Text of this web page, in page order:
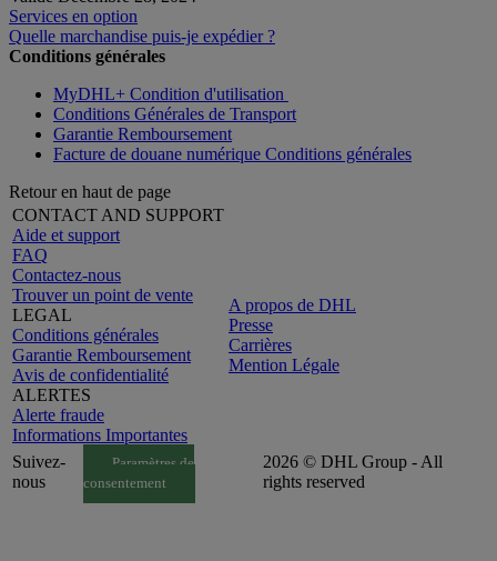
Services en option
Quelle marchandise puis-je expédier ?
Conditions générales
MyDHL+ Condition d'utilisation
Conditions Générales de Transport
Garantie Remboursement
Facture de douane numérique Conditions générales
Retour en haut de page
CONTACT AND SUPPORT
Aide et support
FAQ
Contactez-nous
Trouver un point de vente
LEGAL
Conditions générales
Garantie Remboursement
Avis de confidentialité
ALERTES
Alerte fraude
Informations Importantes
A propos de DHL
Presse
Carrières
Mention Légale
Suivez-
nous
Paramètres de
consentement
2026 © DHL Group - All
rights reserved